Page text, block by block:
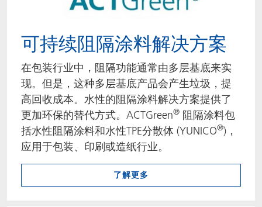
可持续阻隔涂料解决方案
在包装行业中，阻隔功能通常由多层基底来实
现。但是，这种多层基底产品会产生垃圾，提
高回收成本。水性的阻隔涂料解决方案提供了
更加环保的替代方式。ACTGreen® 阻隔涂料包
括水性阻隔涂料和水性TPE分散体 (YUNICO®)，
应用于包装、印刷或造纸行业。
了解更多